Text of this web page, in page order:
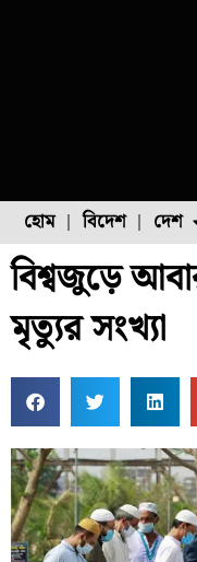
হোম বিদেশ দেশ
ফুল
বিশ্বজুড়ে
মৃত্যুর সংখ্যা